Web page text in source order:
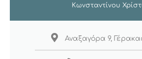
Κωνσταντίνου
Αναξαγόρα 9,